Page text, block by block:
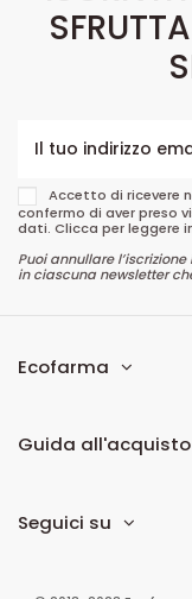
Accetto di ricevere
confermo di aver preso
dati. Clicca per leggere
Puoi annullare
in ciascuna newsletter
Ecofarma
Guida all'acquisto
Seguici su